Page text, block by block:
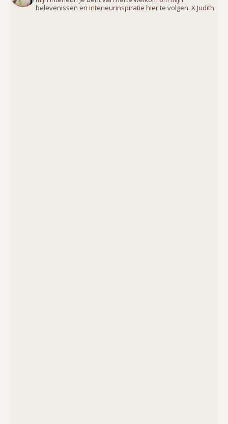
belevenissen en interieurinspiratie hier te volgen. X Judith